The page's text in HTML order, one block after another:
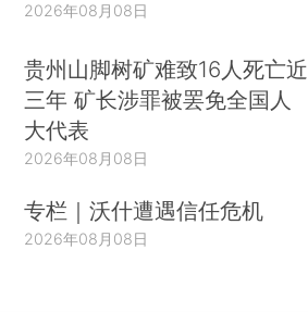
2026年08月08日
贵州山脚树矿难致16人死亡近
三年 矿长涉罪被罢免全国人
大代表
2026年08月08日
专栏｜沃什遭遇信任危机
2026年08月08日